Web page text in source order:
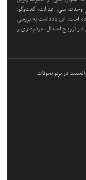
وحدت ملی، عدالت، گفت‌وگو،
است. این یادداشت به بررسی
ترویج اعتدال، مردم‌داری و
در پرتو تحولات